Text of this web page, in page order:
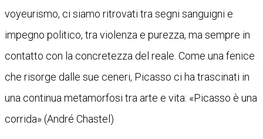
voyeurismo, ci siamo ritrovati tra segni sanguigni e
impegno politico, tra violenza e purezza, ma sempre in
contatto con la concretezza del reale. Come una fenice
che risorge dalle sue ceneri, Picasso ci ha trascinati in
una continua metamorfosi tra arte e vita: «Picasso è una
corrida» (André Chastel)